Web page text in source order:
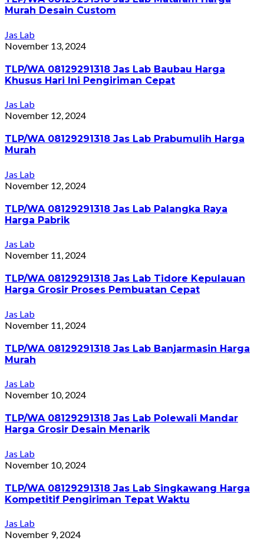
Murah Desain Custom
Jas Lab
November 13, 2024
TLP/WA 08129291318 Jas Lab Baubau Harga
Khusus Hari Ini Pengiriman Cepat
Jas Lab
November 12, 2024
TLP/WA 08129291318 Jas Lab Prabumulih Harga
Murah
Jas Lab
November 12, 2024
TLP/WA 08129291318 Jas Lab Palangka Raya
Harga Pabrik
Jas Lab
November 11, 2024
TLP/WA 08129291318 Jas Lab Tidore Kepulauan
Harga Grosir Proses Pembuatan Cepat
Jas Lab
November 11, 2024
TLP/WA 08129291318 Jas Lab Banjarmasin Harga
Murah
Jas Lab
November 10, 2024
TLP/WA 08129291318 Jas Lab Polewali Mandar
Harga Grosir Desain Menarik
Jas Lab
November 10, 2024
TLP/WA 08129291318 Jas Lab Singkawang Harga
Kompetitif Pengiriman Tepat Waktu
Jas Lab
November 9, 2024